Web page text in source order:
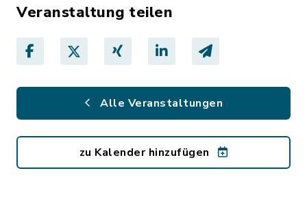
Veranstaltung teilen
Alle Veranstaltungen
zu Kalender hinzufügen